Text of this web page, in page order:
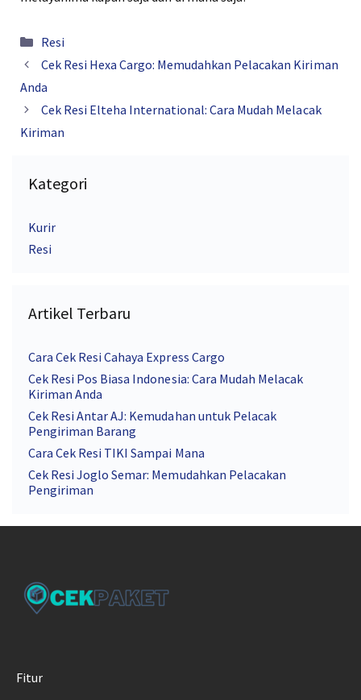
Kategori
Resi
Cek Resi Hexa Cargo: Memudahkan Pelacakan Kiriman
Anda
Cek Resi Elteha International: Cara Mudah Melacak
Kiriman
Kategori
Kurir
Resi
Artikel Terbaru
Cara Cek Resi Cahaya Express Cargo
Cek Resi Pos Biasa Indonesia: Cara Mudah Melacak
Kiriman Anda
Cek Resi Antar AJ: Kemudahan untuk Pelacak
Pengiriman Barang
Cara Cek Resi TIKI Sampai Mana
Cek Resi Joglo Semar: Memudahkan Pelacakan
Pengiriman
Fitur